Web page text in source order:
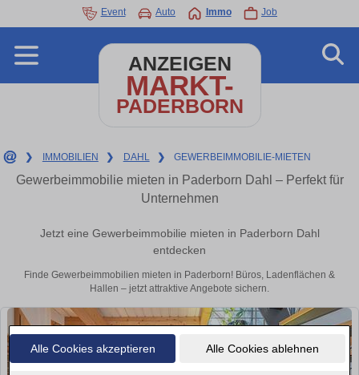
Alle Cookies akzeptieren Alle Cookies ablehnen
Event Auto Immo Job
ANZEIGEN
MARKT-
PADERBORN
❯ IMMOBILIEN ❯ DAHL ❯ GEWERBEIMMOBILIE-MIETEN
Gewerbeimmobilie mieten in Paderborn Dahl – Perfekt für
Unternehmen
Jetzt eine Gewerbeimmobilie mieten in Paderborn Dahl
entdecken
Finde Gewerbeimmobilien mieten in Paderborn! Büros, Ladenflächen &
Hallen – jetzt attraktive Angebote sichern.